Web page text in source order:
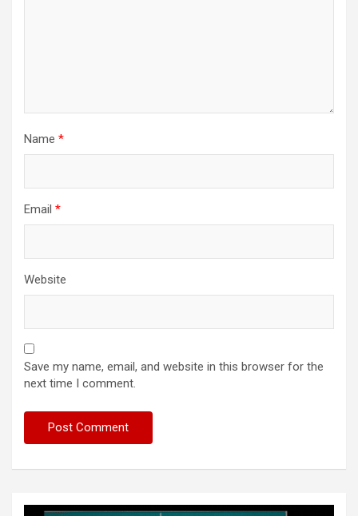
Name *
Email *
Website
Save my name, email, and website in this browser for the
next time I comment.